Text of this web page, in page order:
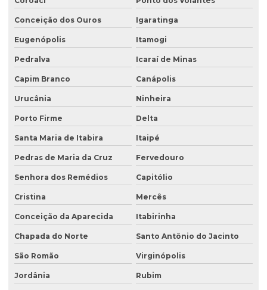
Conceição dos Ouros Igaratinga
Eugenópolis Itamogi
Pedralva Icaraí de Minas
Capim Branco Canápolis
Urucânia Ninheira
Porto Firme Delta
Santa Maria de Itabira Itaipé
Pedras de Maria da Cruz Fervedouro
Senhora dos Remédios Capitólio
Cristina Mercês
Conceição da Aparecida Itabirinha
Chapada do Norte Santo Antônio do Jacinto
São Romão Virginópolis
Jordânia Rubim